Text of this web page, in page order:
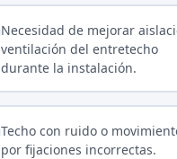
Necesidad de mejorar
ventilación del entretecho
durante la instalación.
Techo con ruido o
por fijaciones incorrectas.